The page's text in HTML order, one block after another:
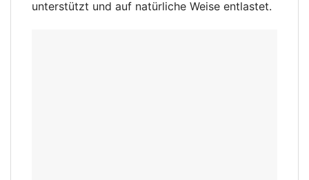
unterstützt und auf natürliche Weise entlastet.